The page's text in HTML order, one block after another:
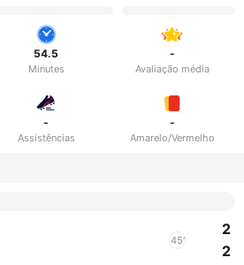
54.5
Minutes
-
Avaliação média
-
Assistências
-
Amarelo/Vermelho
45'
2
2